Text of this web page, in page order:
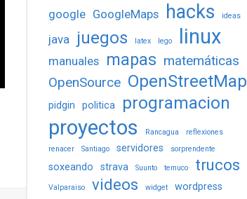
google GoogleMaps hacks ideas
java juegos latex lego linux
manuales mapas matemáticas
OpenSource OpenStreetMap
pidgin politica programacion
proyectos Rancagua
reflexiones
renacer
Santiago servidores sorprendente
soxeando strava Suunto temuco trucos
Valparaiso videos widget wordpress